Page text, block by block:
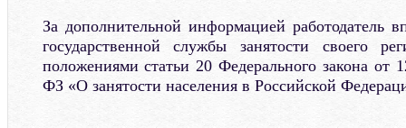
За дополнительной информацией работодатель
государственной службы занятости своего
положениями статьи 20 Федерального закона от
ФЗ «О занятости населения в Российской